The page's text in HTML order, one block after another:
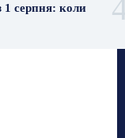
1 серпня: коли